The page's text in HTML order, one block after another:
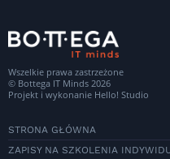
Wszelkie prawa zastrzeżone
© Bottega IT Minds 2026
Projekt i wykonanie Hello! Studio
STRONA GŁÓWNA
ZAPISY NA SZKOLENIA